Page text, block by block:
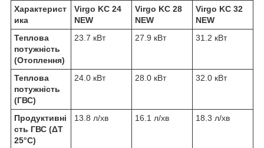
Характерист
ика
Virgo KC 24
NEW
Virgo KC 28
NEW
Virgo KC 32
NEW
Теплова
потужність
(Отоплення)
23.7 кВт 27.9 кВт 31.2 кВт
Теплова
потужність
(ГВС)
24.0 кВт 28.0 кВт 32.0 кВт
Продуктивні
сть ГВС (ΔT
25°C)
13.8 л/хв 16.1 л/хв 18.3 л/хв